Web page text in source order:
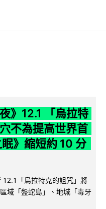
》12.1 「烏拉特
不為提高世界首
》縮短約 10 分
12.1「烏拉特克的詛咒」將
域「盤蛇島」、地城「毒牙